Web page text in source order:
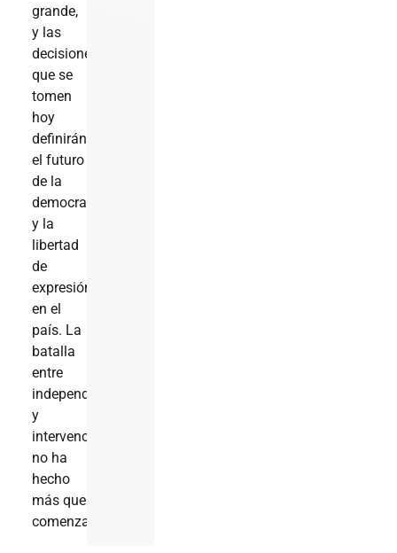
grande,
y las
decisiones
que se
tomen
hoy
definirán
el futuro
de la
democracia
y la
libertad
de
expresión
en el
país. La
batalla
entre
independencia
y
intervención
no ha
hecho
más que
comenzar